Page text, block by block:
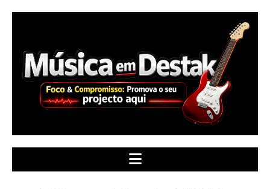
t
o
c
o
n
t